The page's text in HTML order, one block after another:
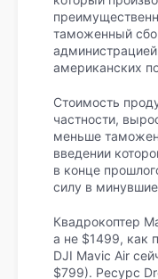
таможенный
американских
Стоимость
частности,
меньше
введении
в конце
силу в
Квадрокоптер
а не $1499, как
DJI Mavic Air
$799). Ресурс